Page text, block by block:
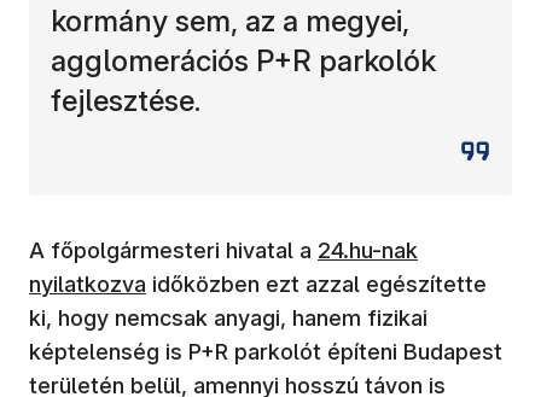
kormány sem, az a megyei,
agglomerációs P+R parkolók
fejlesztése.
A főpolgármesteri hivatal a (új ablakban nyílik
24.hu-nak
nyilatkozva időközben ezt azzal egészítette
ki, hogy nemcsak anyagi, hanem fizikai
képtelenség is P+R parkolót építeni Budapest
területén belül, amennyi hosszú távon is